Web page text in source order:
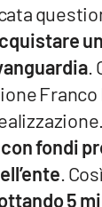
Franco
con fondi
.
5